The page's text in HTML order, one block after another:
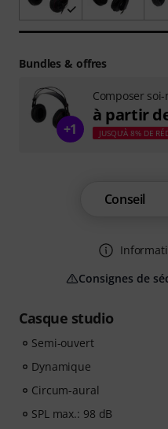
Casque studio
Semi-ouvert
Dynamique
Circum-aural
SPL max.: 98 dB
Conseil
Consignes de
Bundles & offres
+1
Composer
à partir
JUSQU'À 8% DE